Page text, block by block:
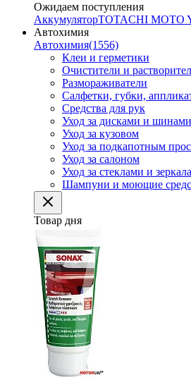
Ожидаем поступления
АккумуляторTOTACHI MOTO
Автохимия
Автохимия(1556)
Клеи и герметики
Очистители и
Размораживатели
Салфетки, губки,
Средства для рук
Уход за дисками и шинами
Уход за кузовом
Уход за подкапотным
Уход за салоном
Уход за стеклами и
Шампуни и моющие
Товар дня